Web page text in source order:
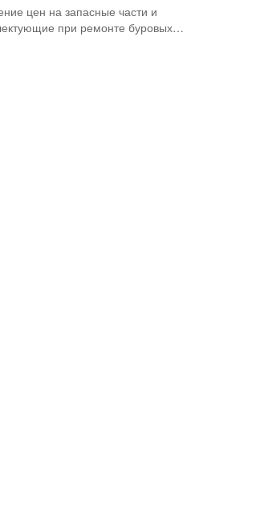
цен на запасные части и
при ремонте буровых…